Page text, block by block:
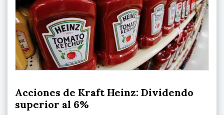
Acciones de Kraft Heinz: Dividendo
superior al 6%